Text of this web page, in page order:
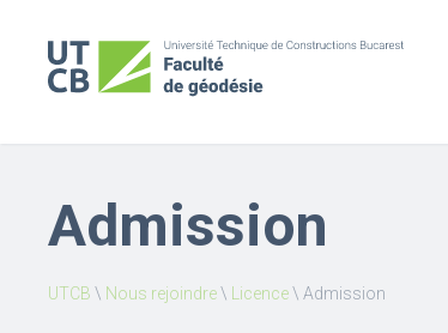
Admission
UTCB \ Nous rejoindre\ Licence\ Admission